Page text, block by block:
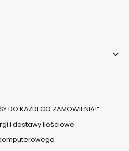
DO KAŻDEGO ZAMÓWIENIA!”
i dostawy ilościowe